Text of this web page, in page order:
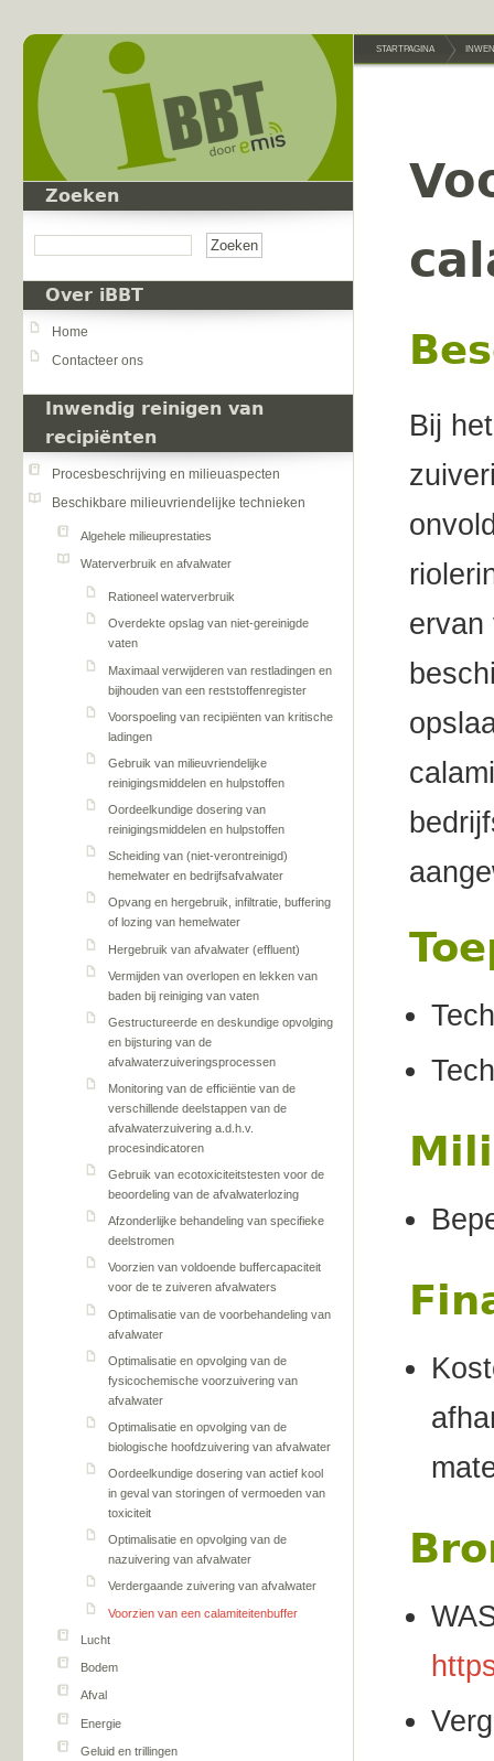
Zoeken
Over iBBT
Home
Contacteer ons
Inwendig reinigen van
recipiënten
Procesbeschrijving en milieuaspecten
Beschikbare milieuvriendelijke technieken
Algehele milieuprestaties
Waterverbruik en afvalwater
Rationeel waterverbruik
Overdekte opslag van niet-gereinigde
vaten
Maximaal verwijderen van restladingen en
bijhouden van een reststoffenregister
Voorspoeling van recipiënten van kritische
ladingen
Gebruik van milieuvriendelijke
reinigingsmiddelen en hulpstoffen
Oordeelkundige dosering van
reinigingsmiddelen en hulpstoffen
Scheiding van (niet-verontreinigd)
hemelwater en bedrijfsafvalwater
Opvang en hergebruik, infiltratie, buffering
of lozing van hemelwater
Hergebruik van afvalwater (effluent)
Vermijden van overlopen en lekken van
baden bij reiniging van vaten
Gestructureerde en deskundige opvolging
en bijsturing van de
afvalwaterzuiveringsprocessen
Monitoring van de efficiëntie van de
verschillende deelstappen van de
afvalwaterzuivering a.d.h.v.
procesindicatoren
Gebruik van ecotoxiciteitstesten voor de
beoordeling van de afvalwaterlozing
Afzonderlijke behandeling van specifieke
deelstromen
Voorzien van voldoende buffercapaciteit
voor de te zuiveren afvalwaters
Optimalisatie van de voorbehandeling van
afvalwater
Optimalisatie en opvolging van de
fysicochemische voorzuivering van
afvalwater
Optimalisatie en opvolging van de
biologische hoofdzuivering van afvalwater
Oordeelkundige dosering van actief kool
in geval van storingen of vermoeden van
toxiciteit
Optimalisatie en opvolging van de
nazuivering van afvalwater
Verdergaande zuivering van afvalwater
Voorzien van een calamiteitenbuffer
Lucht
Bodem
Afval
Energie
Geluid en trillingen
STARTPAGINA
Bij
ervan